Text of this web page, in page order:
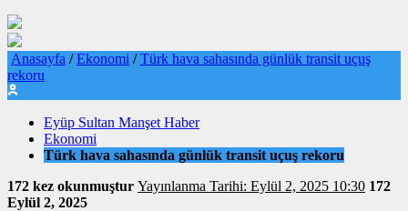
Anasayfa / Ekonomi / Türk hava sahasında günlük transit uçuş
rekoru
Eyüp Sultan Manşet Haber
Ekonomi
Türk hava sahasında günlük transit uçuş rekoru
172 kez okunmuştur
Yayınlanma Tarihi: Eylül 2, 2025 10:30 172
Eylül 2, 2025